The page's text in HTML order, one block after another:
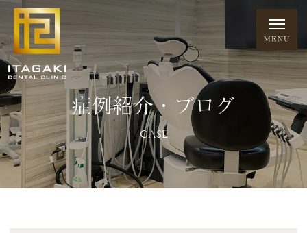
症例紹介・ブログ
CASE